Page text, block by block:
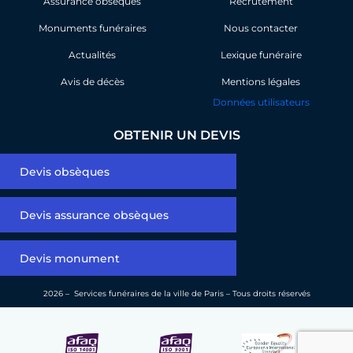
Monuments funéraires
Actualités
Avis de décès
Nous contacter
Lexique funéraire
Mentions légales
Données utilisateurs
OBTENIR UN DEVIS
Devis obsèques
Devis assurance obsèques
Devis monument
2026 – Services funéraires de la ville de Paris – Tous droits réservés